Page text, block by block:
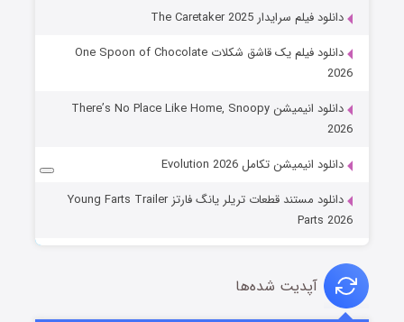
دانلود فیلم سرایدار The Caretaker 2025
دانلود فیلم یک قاشق شکلات One Spoon of Chocolate
2026
دانلود انیمیشن There’s No Place Like Home, Snoopy
2026
دانلود انیمیشن تکامل Evolution 2026
دانلود مستند قطعات تریلر یانگ فارتز Young Farts Trailer
Parts 2026
آپدیت شده‌ها